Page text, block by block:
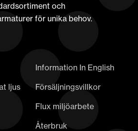
och
för unika behov.
Information In English
ljus
Försäljningsvillkor
Flux miljöarbete
Återbruk